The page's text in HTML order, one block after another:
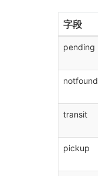
字段
pending
notfound
transit
pickup